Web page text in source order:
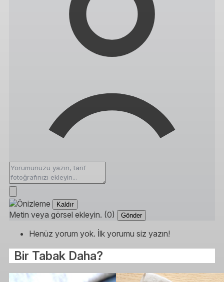
Kaldır
Metin veya görsel ekleyin. (0) Gönder
Henüz yorum yok. İlk yorumu siz yazın!
Bir Tabak Daha?